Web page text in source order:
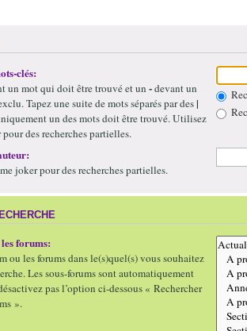
clés:
un mot qui doit être trouvé et un -devant un
Tapez une suite de mots séparés par des|
un des mots doit être trouvé. Utilisez
des recherches partielles.
joker pour des recherches partielles.
forums:
ou les forums dans le(s)quel(s) vous souhaitez
Les sous-forums sont automatiquement
pas l’option ci-dessous « Rechercher
».